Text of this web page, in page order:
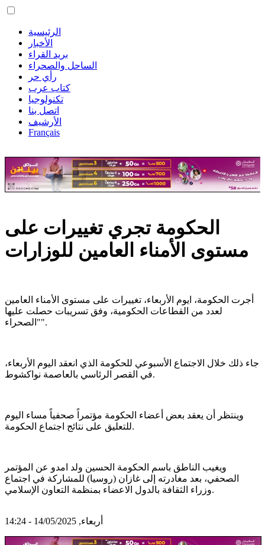
الرئيسية
الأخبار
بريد القراء
الساحل والصحراء
رأي حر
كتاب عرب
تكنولوجيا
اتصل بنا
الأرشيف
Français
الحكومة تجري تغييرات على
مستوى الأمناء العامين للوزارات
أجرت الحكومة، ايوم الأربعاء، تغييرات على مستوى الأمناء العامين
لعدد من القطاعات الحكومية، وفق تسريبات حصلت عليها
"الصحراء".
جاء ذلك خلال الاجتماع الأسبوعي للحكومة الذي انعقد اليوم الأربعاء،
في القصر الرئاسي بالعاصمة نواكشوط.
وينتظر أن يعقد بعض أعضاء الحكومة مؤتمراً صحفياً مساء اليوم
للتعليق على نتائج اجتماع الحكومة.
ويغيب الناطق باسم الحكومة الحسين ولد امدو عن المؤتمر
الصحفي، بعد مغادرته إلى غازان (روسيا) للمشاركة في اجتماع
وزراء الثقافة بالدول الاعضاء بمنظمة التعاون الإسلامي.
أربعاء, 14/05/2025 - 14:24